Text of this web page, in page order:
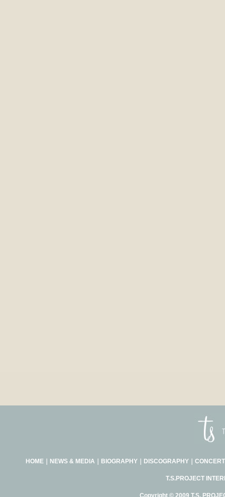
HOME｜ NEWS & MEDIA BIOGRAPHY｜ DISCOGRAPHY｜
T.S.PROJECT
Copyright © 2009 T.S.